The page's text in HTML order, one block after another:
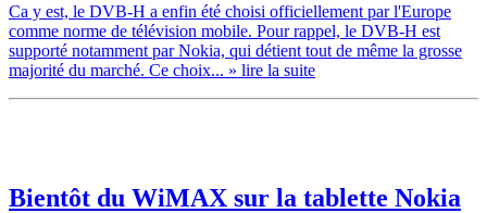
Ca y est, le DVB-H a enfin été choisi officiellement par l'Europe
comme norme de télévision mobile. Pour rappel, le DVB-H est
supporté notamment par Nokia, qui détient tout de même la grosse
majorité du marché. Ce choix... » lire la suite
Bientôt du WiMAX sur la tablette Nokia